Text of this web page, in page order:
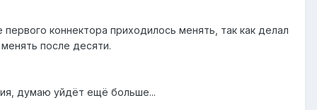
коннектора приходилось менять, так как делал
после десяти.
думаю уйдёт ещё больше...